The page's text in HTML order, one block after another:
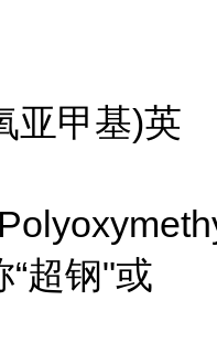
亚甲基)英
超钢"或